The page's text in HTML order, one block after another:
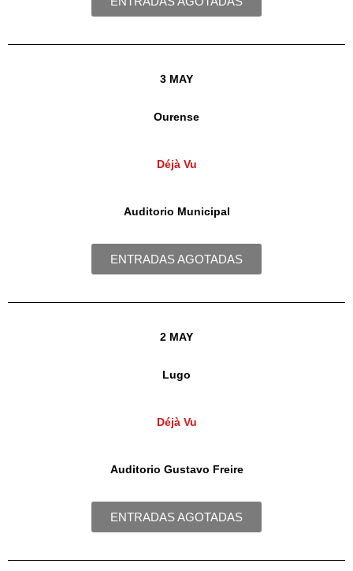
3 MAY
Ourense
Déjà Vu
Auditorio Municipal
ENTRADAS AGOTADAS
2 MAY
Lugo
Déjà Vu
Auditorio Gustavo Freire
ENTRADAS AGOTADAS